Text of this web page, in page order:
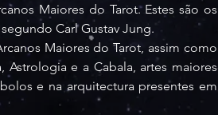
Maiores do Tarot. Estes são os
Carl Gustav Jung.
Maiores do Tarot, assim como
e a Cabala, artes maiores
e na arquitectura presentes em